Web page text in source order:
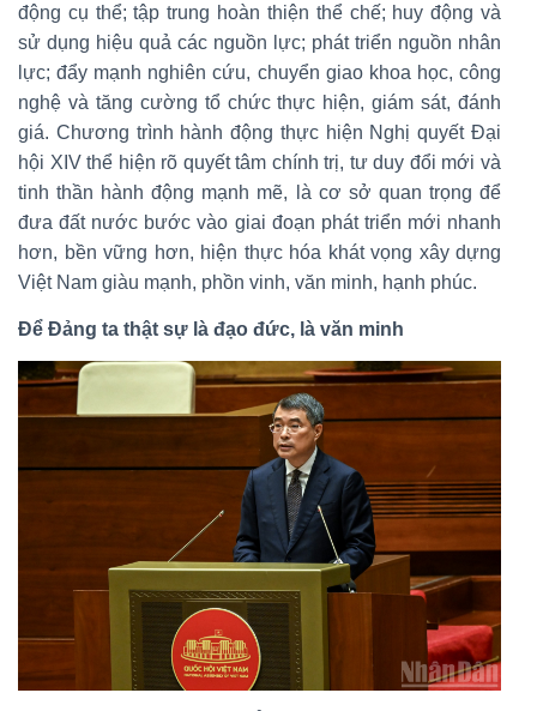
động cụ thể; tập trung hoàn thiện thể chế; huy động và
sử dụng hiệu quả các nguồn lực; phát triển nguồn nhân
lực; đẩy mạnh nghiên cứu, chuyển giao khoa học, công
nghệ và tăng cường tổ chức thực hiện, giám sát, đánh
giá. Chương trình hành động thực hiện Nghị quyết Đại
hội XIV thể hiện rõ quyết tâm chính trị, tư duy đổi mới và
tinh thần hành động mạnh mẽ, là cơ sở quan trọng để
đưa đất nước bước vào giai đoạn phát triển mới nhanh
hơn, bền vững hơn, hiện thực hóa khát vọng xây dựng
Việt Nam giàu mạnh, phồn vinh, văn minh, hạnh phúc.
Để Đảng ta thật sự là đạo đức, là văn minh